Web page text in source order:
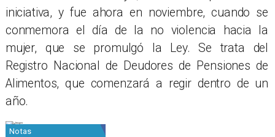
iniciativa, y fue ahora en noviembre, cuando se
conmemora el día de la no violencia hacia la
mujer, que se promulgó la Ley. Se trata del
Registro Nacional de Deudores de Pensiones de
Alimentos, que comenzará a regir dentro de un
año.
Notas